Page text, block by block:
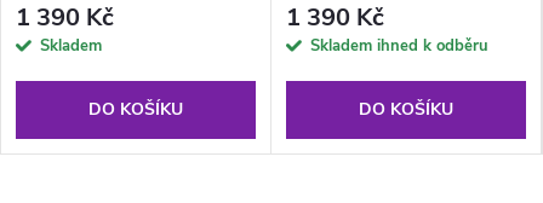
1 390 Kč
Skladem
DO KOŠÍKU
1 390 Kč
Skladem ihned k odběru
DO KOŠÍKU